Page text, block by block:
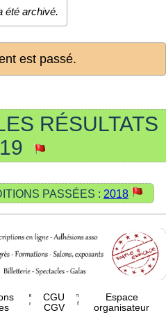
été archivé.
est passé.
RÉSULTATS
PASSÉES : 2018
de l'organisateur de l'évènement (voirCGU-CGV).
dans le seul but de faire leur propre promotion.
CGU
CGV
Espace
organisateur